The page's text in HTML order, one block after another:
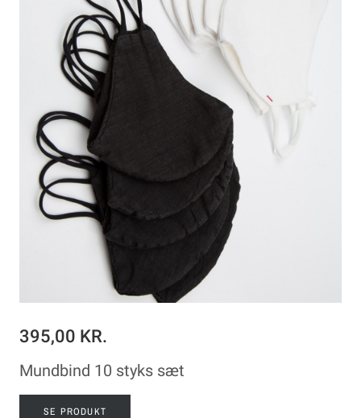
395,00 KR.
Mundbind 10 styks sæt
SE PRODUKT